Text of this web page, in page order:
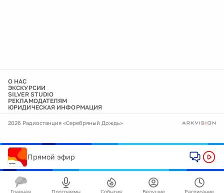
О НАС
ЭКСКУРСИИ
SILVER STUDIO
РЕКЛАМОДАТЕЛЯМ
ЮРИДИЧЕСКАЯ ИНФОРМАЦИЯ
2026 Радиостанция «Серебряный Дождь»
Прямой эфир
Главная Программы События Ведущие Расписание